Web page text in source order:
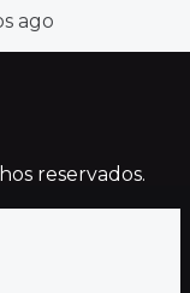
ago
reservados.